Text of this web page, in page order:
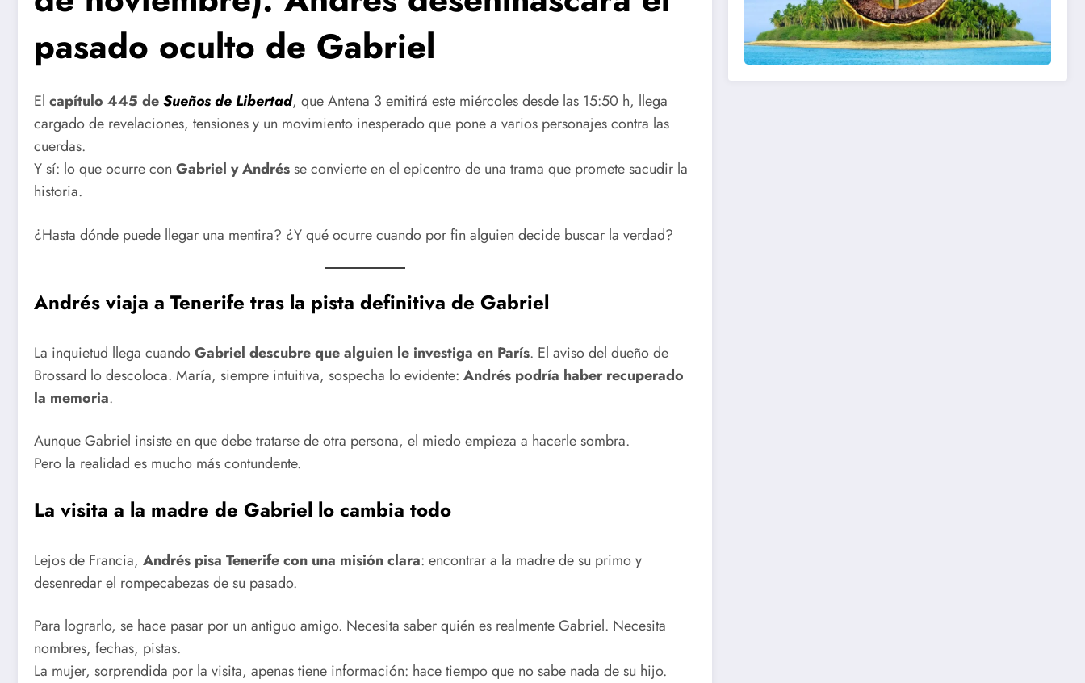
pasado oculto de Gabriel
El capítulo 445 deSueños de Libertad, que Antena 3 emitirá este miércoles desde las 15:50 h, llega
cargado de revelaciones, tensiones y un movimiento inesperado que pone a varios personajes contra las
cuerdas.
Y sí: lo que ocurre con Gabriel y Andrésse convierte en el epicentro de una trama que promete sacudir la
historia.
¿Hasta dónde puede llegar una mentira? ¿Y qué ocurre cuando por fin alguien decide buscar la verdad?
Andrés viaja a Tenerife tras la pista definitiva de Gabriel
La inquietud llega cuandoGabriel descubre que alguien le investiga en París. El aviso del dueño de
Brossard lo descoloca. María, siempre intuitiva, sospecha lo evidente: Andrés podría haber recuperado
la memoria.
Aunque Gabriel insiste en que debe tratarse de otra persona, el miedo empieza a hacerle sombra.
Pero la realidad es mucho más contundente.
La visita a la madre de Gabriel lo cambia todo
Lejos de Francia, Andrés pisa Tenerife con una misión clara: encontrar a la madre de su primo y
desenredar el rompecabezas de su pasado.
Para lograrlo, se hace pasar por un antiguo amigo. Necesita saber quién es realmente Gabriel. Necesita
nombres, fechas, pistas.
La mujer, sorprendida por la visita, apenas tiene información: hace tiempo que no sabe nada de su hijo.